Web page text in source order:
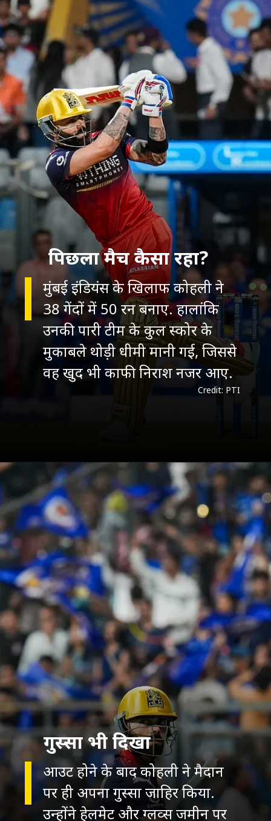
पिछला मैच कैसा रहा?
मुंबई इंडियंस के खिलाफ कोहली ने
38 गेंदों में 50 रन बनाए. हालांकि
उनकी पारी टीम के कुल स्कोर के
मुकाबले थोड़ी धीमी मानी गई, जिससे
वह खुद भी काफी निराश नजर आए.
Credit: PTI
गुस्सा भी दिखा
आउट होने के बाद कोहली ने मैदान
पर ही अपना गुस्सा जाहिर किया.
उन्होंने हेलमेट और ग्लव्स जमीन पर